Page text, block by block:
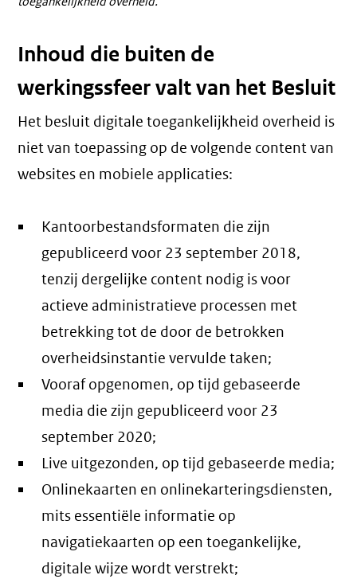
Inhoud die buiten de
werkingssfeer valt van het Besluit
Het besluit digitale toegankelijkheid overheid is
niet van toepassing op de volgende content van
websites en mobiele applicaties:
Kantoorbestandsformaten die zijn
gepubliceerd voor 23 september 2018,
tenzij dergelijke content nodig is voor
actieve administratieve processen met
betrekking tot de door de betrokken
overheidsinstantie vervulde taken;
Vooraf opgenomen, op tijd gebaseerde
media die zijn gepubliceerd voor 23
september 2020;
Live uitgezonden, op tijd gebaseerde media;
Onlinekaarten en onlinekarteringsdiensten,
mits essentiële informatie op
navigatiekaarten op een toegankelijke,
digitale wijze wordt verstrekt;